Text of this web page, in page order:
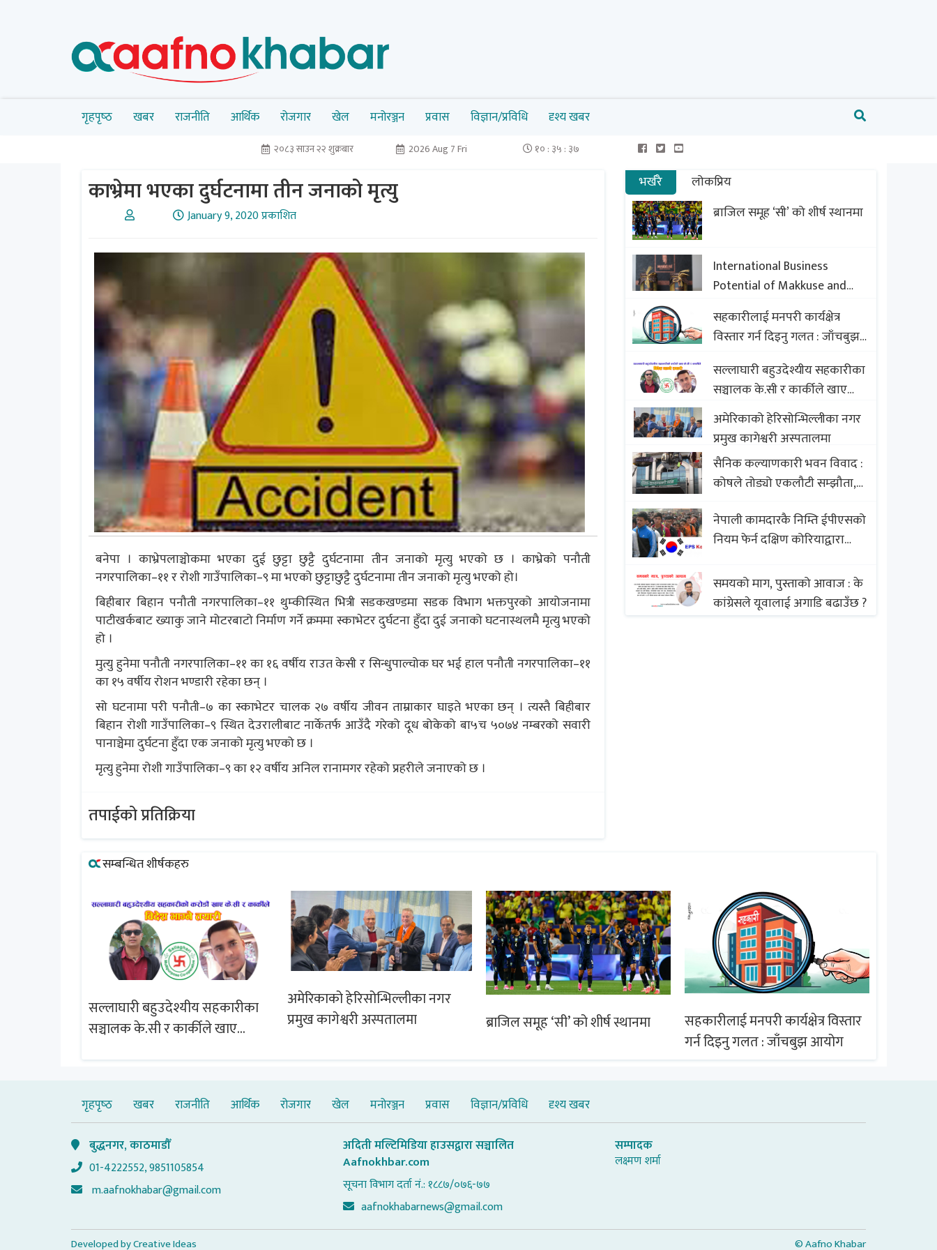
गृहपृष्‍ठ खबर राजनीति आर्थिक रोजगार खेल मनोरञ्जन प्रवास विज्ञान/प्रविधि दृश्य खबर
२०८३ साउन २२ शुक्रबार 2026 Aug 7 Fri १० : ३५ : ३८
काभ्रेमा भएका दुर्घटनामा तीन जनाको मृत्यु
January 9, 2020 प्रकाशित
बनेपा । काभ्रेपलाञ्चोकमा भएका दुई छुट्टा छुट्टै दुर्घटनामा तीन जनाको मृत्यु भएको छ । काभ्रेको पनौती
नगरपालिका–११ र रोशी गाउँपालिका–९ मा भएको छुट्टाछुट्टै दुर्घटनामा तीन जनाको मृत्यु भएको हो।
बिहीबार बिहान पनौती नगरपालिका–११ थुम्कीस्थित भित्री सडकखण्डमा सडक विभाग भक्तपुरको आयोजनामा
पाटीखर्कबाट ख्याकु जाने मोटरबाटो निर्माण गर्ने क्रममा स्काभेटर दुर्घटना हुँदा दुई जनाको घटनास्थलमै मृत्यु भएको
हो ।
मुत्यु हुनेमा पनौती नगरपालिका–११ का १६ वर्षीय राउत केसी र सिन्धुपाल्चोक घर भई हाल पनौती नगरपालिका–११
का १५ वर्षीय रोशन भण्डारी रहेका छन् ।
सो घटनामा परी पनौती–७ का स्काभेटर चालक २७ वर्षीय जीवन ताम्राकार घाइते भएका छन् । त्यस्तै बिहीबार
बिहान रोशी गाउँपालिका–९ स्थित देउरालीबाट नार्केतर्फ आउँदै गरेको दूध बोकेको बा५च ५०७४ नम्बरको सवारी
पानाञ्चेमा दुर्घटना हुँदा एक जनाको मृत्यु भएको छ ।
मृत्यु हुनेमा रोशी गाउँपालिका–९ का १२ वर्षीय अनिल रानामगर रहेको प्रहरीले जनाएको छ ।
तपाईको प्रतिक्रिया
भर्खरै
लोकप्रिय
ब्राजिल समूह ‘सी’ को शीर्ष स्थानमा
International Business
Potential of Makkuse and
Export Opportunities of
Nepali Sweets with Global
Comparison to Baklava
सहकारीलाई मनपरी कार्यक्षेत्र
विस्तार गर्न दिइनु गलत : जाँचबुझ
सल्लाघारी बहुउदेश्यीय सहकारीका
सञ्चालक के.सी र कार्कीले खाए
सदस्यको करोडौं बचत
अमेरिकाको हेरिसोन्भिल्लीका नगर
प्रमुख कागेश्वरी अस्पतालमा
सैनिक कल्याणकारी भवन विवाद :
कोषले तोड्यो एकलौटी सम्झौता,
बिखलबन्दमा (भिडियो)
नेपाली कामदारकै निम्ति ईपीएसको
नियम फेर्न दक्षिण कोरियाद्वारा
समयको माग, पुस्ताको आवाज : के
कांग्रेसले यूवालाई अगाडि बढाउँछ ?
सम्बन्धित शीर्षकहरु
सल्लाघारी बहुउदेश्यीय सहकारीका
सञ्चालक के.सी र कार्कीले खाए
अमेरिकाको हेरिसोन्भिल्लीका नगर
प्रमुख कागेश्वरी अस्पतालमा
ब्राजिल समूह ‘सी’ को शीर्ष स्थानमा
सहकारीलाई मनपरी कार्यक्षेत्र विस्तार
गर्न दिइनु गलत : जाँचबुझ आयोग
गृहपृष्‍ठ खबर राजनीति आर्थिक रोजगार खेल मनोरञ्जन प्रवास विज्ञान/प्रविधि दृश्य खबर
बुद्धनगर, काठमाडौँ
01-4222552, 9851105854
m.aafnokhabar@gmail.com
अदिती मल्टिमिडिया हाउसद्वारा सञ्चालित
Aafnokhbar.com
सूचना विभाग दर्ता नं.: १८८७/०७६-७७
aafnokhabarnews@gmail.com
सम्पादक
लक्ष्मण शर्मा
Developed byCreative Ideas © Aafno Khabar